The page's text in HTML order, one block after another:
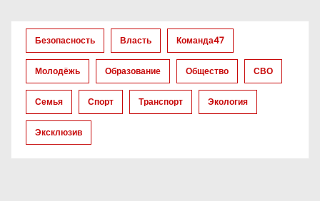
а
п
Безопасность Власть Команда47
Молодёжь Образование Общество СВО
Семья Спорт Транспорт Экология
Эксклюзив